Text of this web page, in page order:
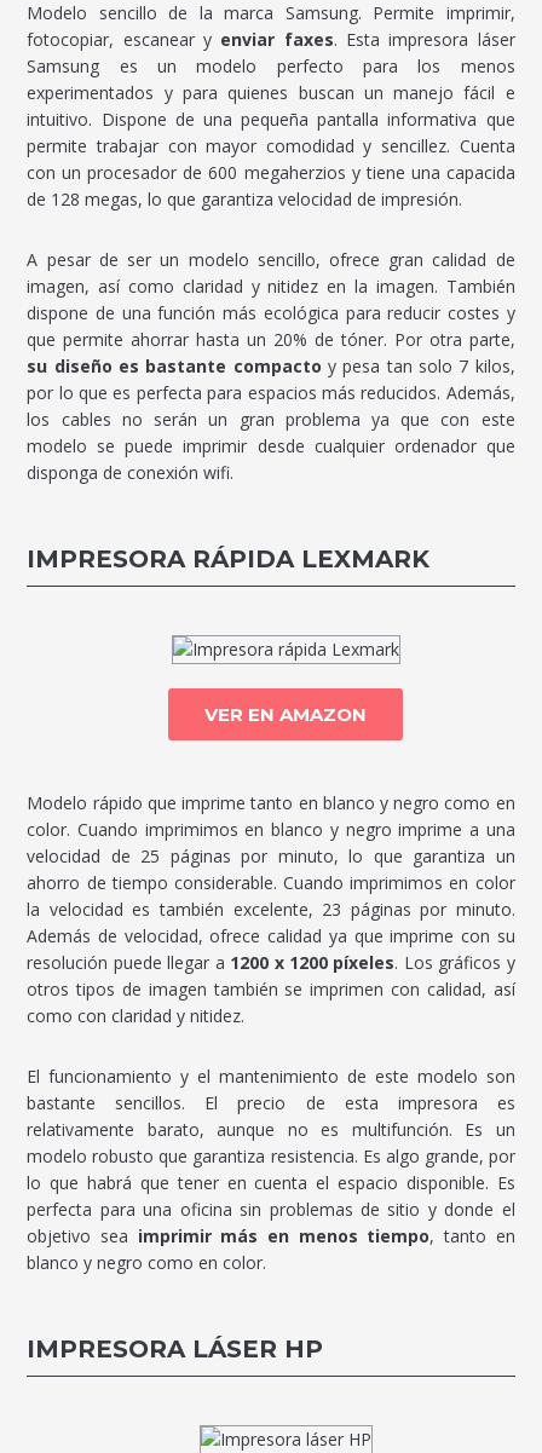
Modelo sencillo de la marca Samsung. Permite imprimir,
fotocopiar, escanear y enviar faxes. Esta impresora láser
Samsung es un modelo perfecto para los menos
experimentados y para quienes buscan un manejo fácil e
intuitivo. Dispone de una pequeña pantalla informativa que
permite trabajar con mayor comodidad y sencillez. Cuenta
con un procesador de 600 megaherzios y tiene una capacida
de 128 megas, lo que garantiza velocidad de impresión.
A pesar de ser un modelo sencillo, ofrece gran calidad de
imagen, así como claridad y nitidez en la imagen. También
dispone de una función más ecológica para reducir costes y
que permite ahorrar hasta un 20% de tóner. Por otra parte,
su diseño es bastante compacto y pesa tan solo 7 kilos,
por lo que es perfecta para espacios más reducidos. Además,
los cables no serán un gran problema ya que con este
modelo se puede imprimir desde cualquier ordenador que
disponga de conexión wifi.
IMPRESORA RÁPIDA LEXMARK
VER EN AMAZON
Modelo rápido que imprime tanto en blanco y negro como en
color. Cuando imprimimos en blanco y negro imprime a una
velocidad de 25 páginas por minuto, lo que garantiza un
ahorro de tiempo considerable. Cuando imprimimos en color
la velocidad es también excelente, 23 páginas por minuto.
Además de velocidad, ofrece calidad ya que imprime con su
resolución puede llegar a 1200 x 1200 píxeles. Los gráficos y
otros tipos de imagen también se imprimen con calidad, así
como con claridad y nitidez.
El funcionamiento y el mantenimiento de este modelo son
bastante sencillos. El precio de esta impresora es
relativamente barato, aunque no es multifunción. Es un
modelo robusto que garantiza resistencia. Es algo grande, por
lo que habrá que tener en cuenta el espacio disponible. Es
perfecta para una oficina sin problemas de sitio y donde el
objetivo sea imprimir más en menos tiempo, tanto en
blanco y negro como en color.
IMPRESORA LÁSER HP